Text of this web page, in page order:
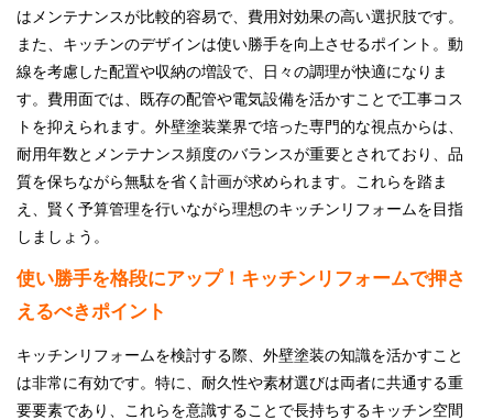
はメンテナンスが比較的容易で、費用対効果の高い選択肢です。
また、キッチンのデザインは使い勝手を向上させるポイント。動
線を考慮した配置や収納の増設で、日々の調理が快適になりま
す。費用面では、既存の配管や電気設備を活かすことで工事コス
トを抑えられます。外壁塗装業界で培った専門的な視点からは、
耐用年数とメンテナンス頻度のバランスが重要とされており、品
質を保ちながら無駄を省く計画が求められます。これらを踏ま
え、賢く予算管理を行いながら理想のキッチンリフォームを目指
しましょう。
使い勝手を格段にアップ！キッチンリフォームで押さ
えるべきポイント
キッチンリフォームを検討する際、外壁塗装の知識を活かすこと
は非常に有効です。特に、耐久性や素材選びは両者に共通する重
要要素であり、これらを意識することで長持ちするキッチン空間